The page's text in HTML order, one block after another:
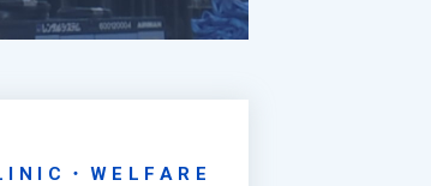
・WELFARE